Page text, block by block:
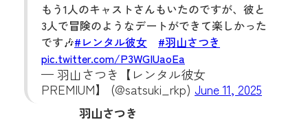
もう1人のキャストさんもいたのですが、彼と
3人で冒険のようなデートができて楽しかった
です🎶#レンタル彼女
#羽山さつき
pic.twitter.com/P3WGIUaoEa
— 羽山さつき【レンタル彼女
PREMIUM】 (@satsuki_rkp) June 11, 2025
羽山さつき